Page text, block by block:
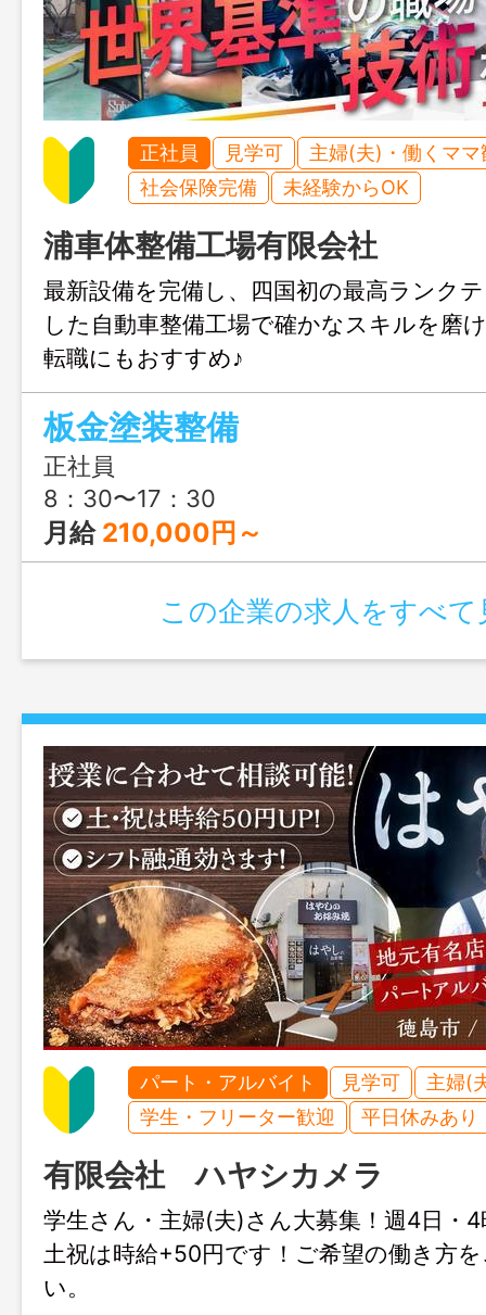
正社員 見学可
主婦(夫)・働くママ
社会保険完備
未経験からOK
浦車体整備工場有限会社
最新設備を完備し、四国初の最高ランク
した自動車整備工場で確かなスキルを磨
転職にもおすすめ♪
板金塗装整備
正社員
8：30〜17：30
月給 210,000円～
この企業の求人をすべて
パート・アルバイト 見学可
主婦(
学生・フリーター歓迎
平日休みあり
有限会社 ハヤシカメラ
学生さん・主婦(夫)さん大募集！週4日・
土祝は時給+50円です！ご希望の働き方
い。